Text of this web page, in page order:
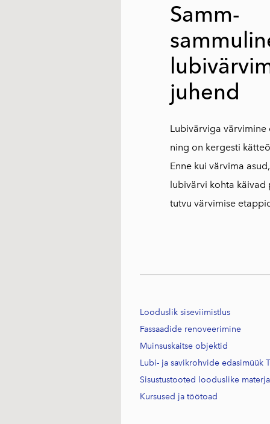
Samm-
juhend
Lubivärviga värvimine
ning on kergesti
Enne kui värvima
lubivärvi kohta
tutvu värvimise
Looduslik siseviimistlus
Fassaadide renoveerimine
Muinsuskaitse objektid
Lubi- ja savikrohvide edasimüük
Sisustustooted looduslike
Kursused ja töötoad